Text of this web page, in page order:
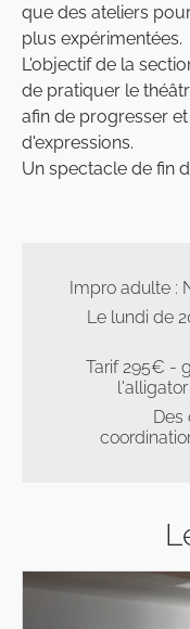
que des ateliers
plus expérimentées.
L'objectif de la
de pratiquer le
afin de progresser
d'expressions.
Un spectacle de fin
Impro adulte :
Le lundi de
Tarif 295€ -
Des